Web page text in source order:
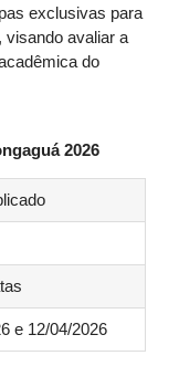
exclusivas para
, visando avaliar a
do
2026
e 12/04/2026